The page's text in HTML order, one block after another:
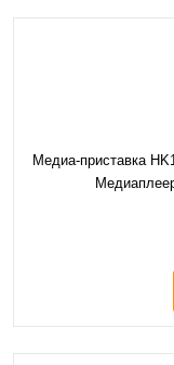
Медиа-приставка